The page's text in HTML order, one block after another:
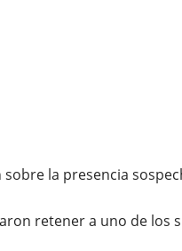
la presencia
retener a uno de